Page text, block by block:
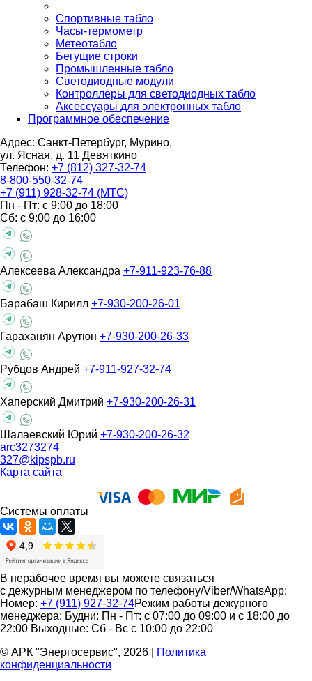
Спортивные табло
Часы-термометр
Метеотабло
Бегущие строки
Промышленные табло
Светодиодные модули
Контроллеры для светодиодных табло
Аксессуары для электронных табло
Программное обеспечение
Адрес: Санкт-Петербург, Мурино,
ул. Ясная, д. 11 Девяткино
Телефон: +7 (812) 327-32-74
8-800-550-32-74
+7 (911) 928-32-74 (МТС)
Пн - Пт: с 9:00 до 18:00
Сб: с 9:00 до 16:00
Алексеева Александра +7-911-923-76-88
Барабаш Кирилл +7-930-200-26-01
Гараханян Арутюн +7-930-200-26-33
Рубцов Андрей +7-911-927-32-74
Хаперский Дмитрий +7-930-200-26-31
Шалаевский Юрий +7-930-200-26-32
arc3273274
327@kipspb.ru
Карта сайта
Системы оплаты
В нерабочее время вы можете связаться
с дежурным менеджером по телефону/Viber/WhatsApp:
Номер: +7 (911) 927-32-74Режим работы дежурного
менеджера: Будни: Пн - Пт: с 07:00 до 09:00 и с 18:00 до
22:00 Выходные: Сб - Вс с 10:00 до 22:00
© АРК "Энергосервис", 2026
Политика
конфиденциальности